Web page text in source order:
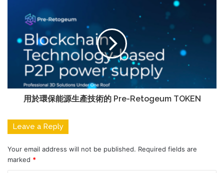
用於環保能源生產技術的 Pre-Retogeum TOKEN
Leave a Reply
Your email address will not be published. Required fields are
marked *